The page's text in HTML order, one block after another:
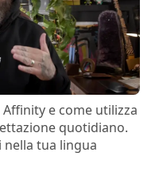
e come utilizza
quotidiano.
tua lingua